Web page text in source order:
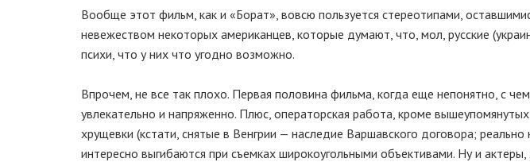
Вообще этот фильм, как и «Борат», вовсю пользуется стереотипами,
невежеством некоторых американцев, которые думают, что, мол, русские
психи, что у них что угодно возможно.
Впрочем, не все так плохо. Первая половина фильма, когда еще непонятно, с
увлекательно и напряженно. Плюс, операторская работа, кроме
хрущевки (кстати, снятые в Венгрии — наследие Варшавского договора;
интересно выгибаются при съемках широкоугольными объективами. Ну и